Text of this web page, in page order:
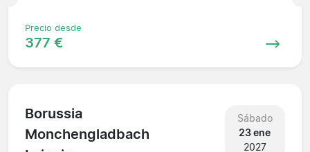
Precio desde
377 €
Borussia
Monchengladbach
Sábado
23 ene
2027